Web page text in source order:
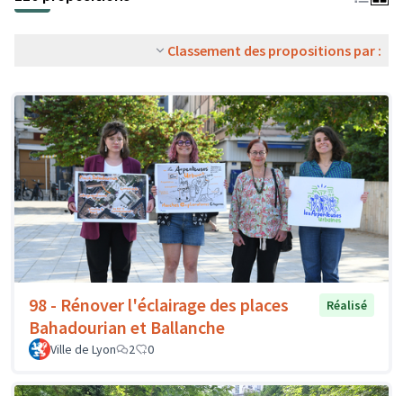
Classement des propositions par :
98 - Rénover l'éclairage des places
Bahadourian et Ballanche
Réalisé
Ville de Lyon 2 0